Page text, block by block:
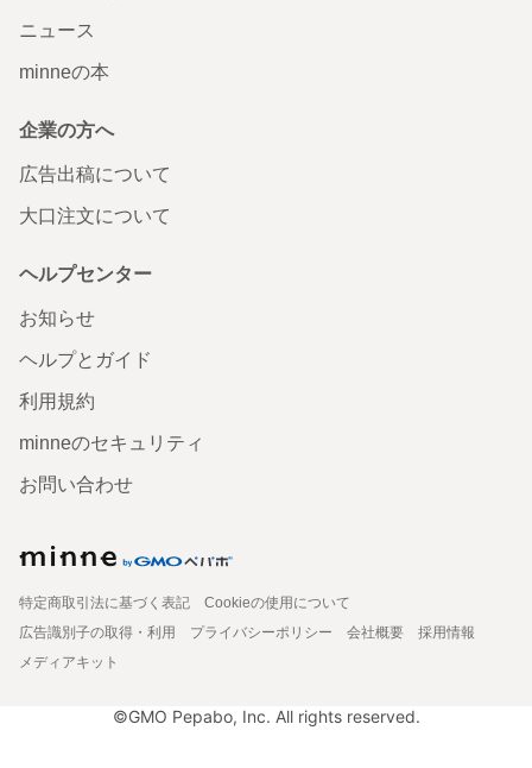
ニュース
minneの本
企業の方へ
広告出稿について
大口注文について
ヘルプセンター
お知らせ
ヘルプとガイド
利用規約
minneのセキュリティ
お問い合わせ
特定商取引法に基づく表記
Cookieの使用について
広告識別子の取得・利用
プライバシーポリシー 会社概要
採用情報
メディアキット
©GMO Pepabo, Inc. All rights reserved.